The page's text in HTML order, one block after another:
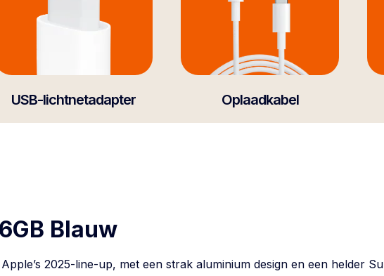
USB-lichtnetadapter Oplaadkabel
Blauw
2025-line-up, met een strak aluminium design en een helder